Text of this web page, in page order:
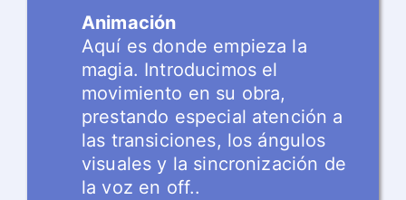
Animación
Aquí es donde empieza la
magia. Introducimos el
movimiento en su obra,
prestando especial atención a
las transiciones, los ángulos
visuales y la sincronización de
la voz en off..